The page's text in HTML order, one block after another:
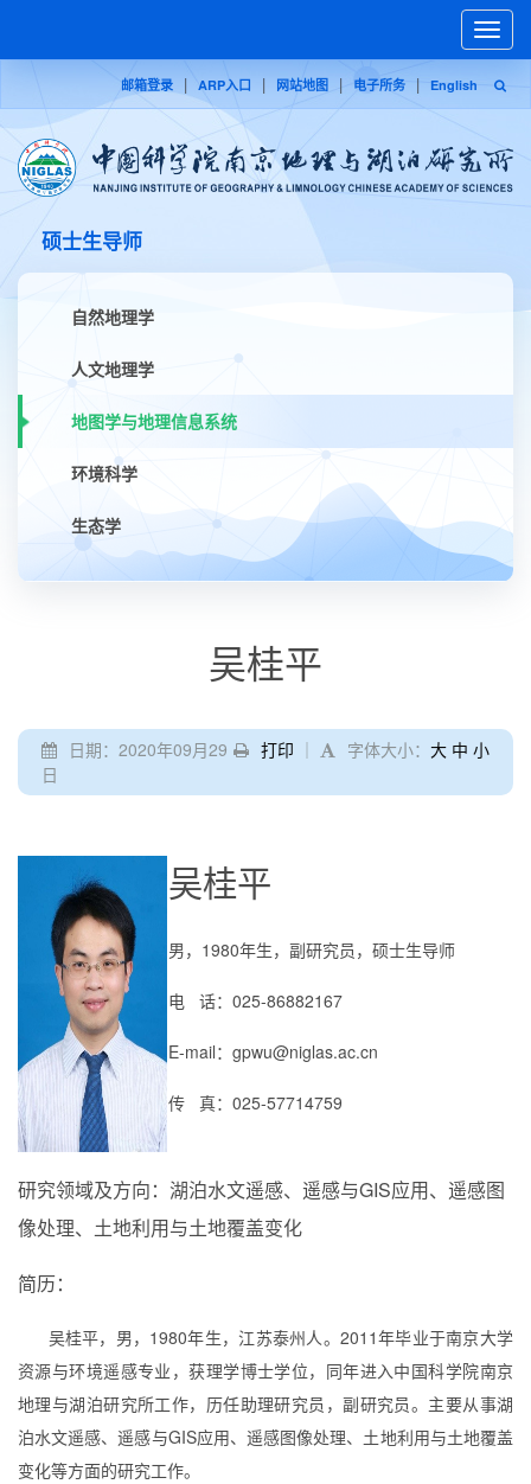
邮箱登录 | ARP入口 | 网站地图 | 电子所务 | English
Toggle
硕士生导师
自然地理学
人文地理学
地图学与地理信息系统
环境科学
生态学
吴桂平
打印 ｜ 字体大小： 大 中 小
日期：2020年09月29
日
吴桂平
男， 1980年生，副研究员，硕士生导师
电 话： 025-86882167
E-mail： gpwu@niglas.ac.cn
传 真： 025-57714759
研究领域及方向： 湖泊水文遥感、遥感与GIS应用、遥感图
像处理、 土地利用与土地覆盖变化
简历：
吴桂平，男， 1980年生，江苏泰州人。 2011年毕业于南京大学
资源与环境遥感专业，获理学博士学位，同年进入中国科学院南京
地理与湖泊研究所工作， 历任助理研究员，副研究员。主要从事湖
泊水文遥感、遥感与GIS应用、遥感图像处理、 土地利用与土地覆盖
变化等方面的研究工作。